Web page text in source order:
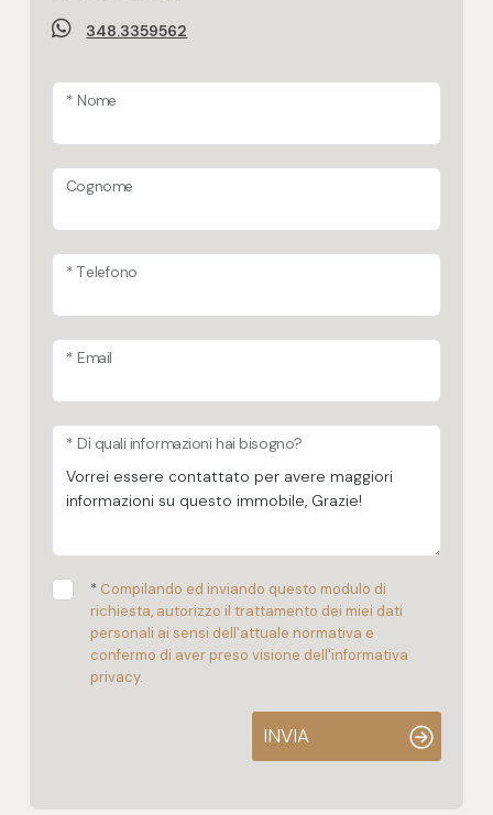
348.3359562
* Nome
Cognome
* Telefono
* Email
* Di quali informazioni hai bisogno?
* Compilando ed inviando questo modulo di
richiesta, autorizzo il trattamento dei miei dati
personali ai sensi dell'attuale normativa e
confermo di aver preso visione dell'informativa
privacy.
INVIA